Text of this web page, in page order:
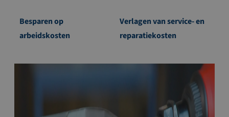
Besparen op
arbeidskosten
Verlagen van service- en
reparatiekosten